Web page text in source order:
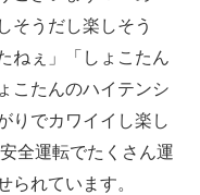
そうだし楽しそう
ねぇ」「しょこたん
こたんのハイテンシ
りでカワイイし楽し
全運転でたくさん運
られています。